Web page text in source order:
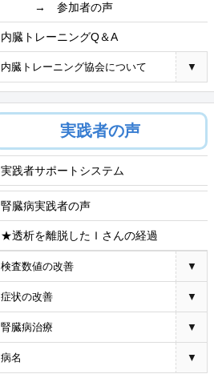
→ 参加者の声
内臓トレーニングQ＆A
内臓トレーニング協会について ▼
実践者の声
実践者サポートシステム
腎臓病実践者の声
★透析を離脱したＩさんの経過
検査数値の改善 ▼
症状の改善 ▼
腎臓病治療 ▼
病名 ▼